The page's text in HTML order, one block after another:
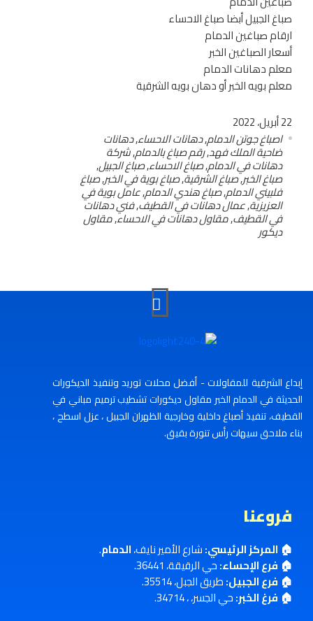
صباغ الجبيل أبضا صباغ الاحساء
ارقام صباغين الدمام
أسعار الصباغين الخبر
معلم دهانات الدمام
معلم بويه الخبر أو دهان بويه الشرقية
22 أبريل، 2022
اصباغ جوتن الدمام,دهانات الاحساء,دهانات
ضاحية الملك فهد,رقم صباغ بالدمام,شركة
دهانات في الدمام,صباغ الاحساء,صباغ الجبيل,
صباغ الخبر,صباغ الشرقية,صباغ بوية في الخبر,صباغ
فلبيني الدمام,صباغ هندي الدمام,عامل بوية في
العزيزية,عمال دهانات في القطيف,فني دهانات
في القطيف,مقاول دهانات في الاحساء,مقاول
ديكور
إبداع الشرقية للمقاولات - أفضل محلات توريد وتنفيذ الديكورات
الحديثة في الدمام الخبر مقاول ديكورات تشطيب ترميم مباني في
القطيف، تنفيذ أصباغ داخلية وخارجية الظهران الجبيل ، عزل اسطح ،
بناء ملاحق سيهات رأس تنورة بقيق.
فروعنا
🏠 المركز الرئيسي:شارع الأمير نايف،الدمام.
🏠 فرع الإحساء:حي الرقيقة، 36441.
🏠 فرع الجبيل:طريق الجبل، 35514.
🏠 فرغ الخبر:حي الجسر، ، 34714.